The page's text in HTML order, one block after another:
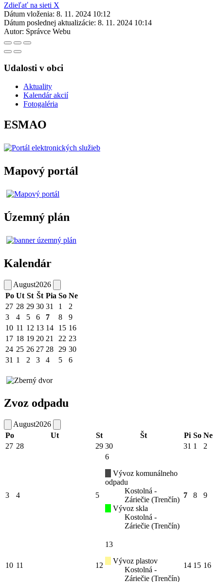
Zdieľať na sieti X
Dátum vloženia: 8. 11. 2024 10:12
Dátum poslednej aktualizácie: 8. 11. 2024 10:14
Autor: Správce Webu
Udalosti v obci
Aktuality
Kalendár akcií
Fotogaléria
ESMAO
Mapový portál
Územný plán
Kalendár
August2026
Po Ut St Št Pia So Ne
27 28 29 30 31 1
2
3
4 5 6 7 8
9
10 11 12 13 14 15 16
17 18 19 20 21 22 23
24 25 26 27 28 29 30
31 1 2 3 4 5 6
Zvoz odpadu
August2026
Po
Ut St Št Pi So Ne
27 28 29 30 31 1 2
3 4 5
6
Vývoz komunálneho
odpadu
Kostolná -
Záriečie (Trenčín)
Vývoz skla
Kostolná -
Záriečie (Trenčín)
7 8 9
10 11 12
13
Vývoz plastov
Kostolná -
Záriečie (Trenčín)
14 15 16